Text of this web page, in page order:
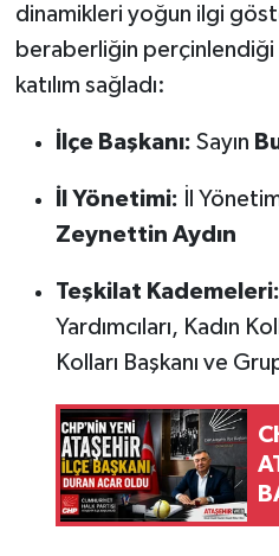
dinamikleri yoğun ilgi
beraberliğin perçinlendiği
katılım sağladı:
İlçe Başkanı: Sayın
İl Yönetimi: İl
Zeynettin Aydın
Teşkilat Kademeleri:
Yardımcıları, Kadın
Kolları Başkanı ve